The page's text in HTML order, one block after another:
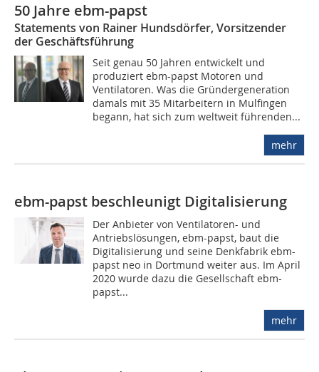
50 Jahre ebm-papst
Statements von Rainer Hundsdörfer, Vorsitzender
der Geschäftsführung
Seit genau 50 Jahren entwickelt und
produziert ebm-papst Motoren und
Ventilatoren. Was die Gründergeneration
damals mit 35 Mitarbeitern in Mulfingen
begann, hat sich zum weltweit führenden...
mehr
ebm-papst beschleunigt Digitalisierung
Der Anbieter von Ventilatoren- und
Antriebslösungen, ebm-papst, baut die
Digitalisierung und seine Denkfabrik ebm-
papst neo in Dortmund weiter aus. Im April
2020 wurde dazu die Gesellschaft ebm-
papst...
mehr